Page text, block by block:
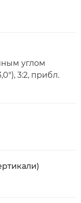
углом
3:2, прибл.